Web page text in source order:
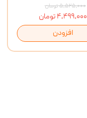
۵,۵۲۵,۰۰۰ تومان
۴,۴۹۹,۰۰۰ تومان
افزودن